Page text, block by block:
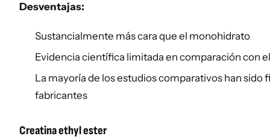
Desventajas:
Sustancialmente más cara que el monohidrato
Evidencia científica limitada en comparación con
La mayoría de los estudios comparativos han sido
fabricantes
Creatina ethyl ester